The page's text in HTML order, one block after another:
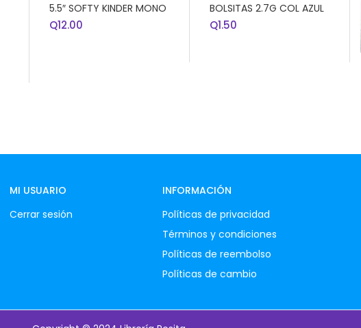
5.5″ SOFTY KINDER MONO
Q12.00
BOLSITAS 2.7G COL AZUL
Q1.50
MI USUARIO
Cerrar sesión
INFORMACIÓN
Políticas de privacidad
Términos y condiciones
Políticas de reembolso
Políticas de cambio